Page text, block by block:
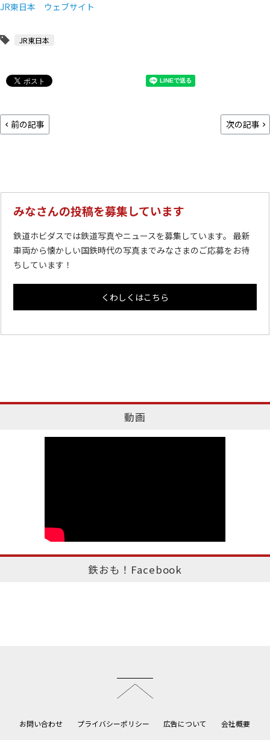
JR東日本 ウェブサイト
JR東日本
前の記事 次の記事
みなさんの投稿を募集しています
鉄道ホビダスでは鉄道写真やニュースを募集しています。 最新
車両から懐かしい国鉄時代の写真までみなさまのご応募をお待
ちしています！
くわしくはこちら
動画
鉄おも！Facebook
お問い合わせ プライバシーポリシー 広告について 会社概要